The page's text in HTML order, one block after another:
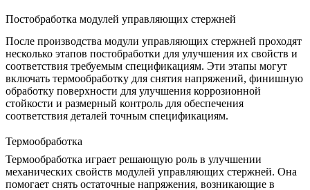
Постобработка модулей управляющих стержней
После производства модули управляющих стержней проходят
несколько этапов постобработки для улучшения их свойств и
соответствия требуемым спецификациям. Эти этапы могут
включать термообработку для снятия напряжений, финишную
обработку поверхности для улучшения коррозионной
стойкости и размерный контроль для обеспечения
соответствия деталей точным спецификациям.
Термообработка
Термообработка играет решающую роль в улучшении
механических свойств модулей управляющих стержней. Она
помогает снять остаточные напряжения, возникающие в